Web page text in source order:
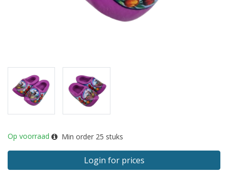
Op voorraad Min order 25 stuks
Login for prices